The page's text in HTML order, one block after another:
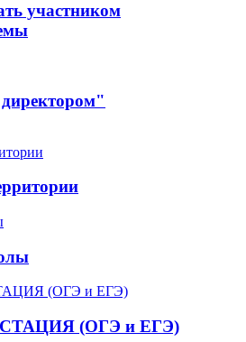
участником
(ОГЭ и ЕГЭ)